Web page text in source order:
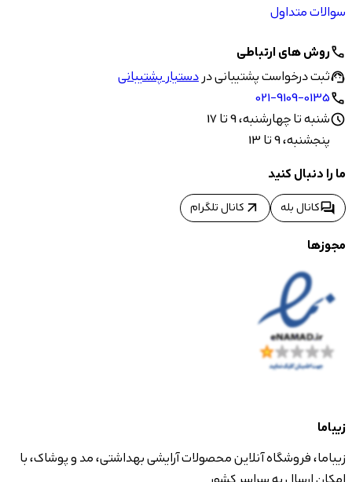
سوالات متداول
callروش های ارتباطی
support_agentثبت درخواست پشتیبانی دردستیار پشتیبانی
call
021-9109-0135
scheduleشنبه تا چهارشنبه، 9 تا 17
پنجشنبه، 9 تا 13
ما را دنبال کنید
forumکانال بله arrow_outward کانال تلگرام
مجوزها
زیباما
زیباما، فروشگاه آنلاین محصولات آرایشی بهداشتی، مد و پوشاک، با